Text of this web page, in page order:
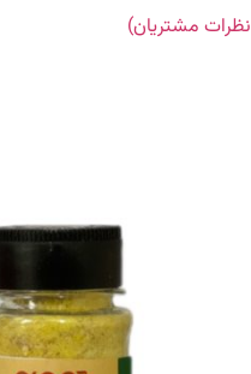
نظرات مشتریان)